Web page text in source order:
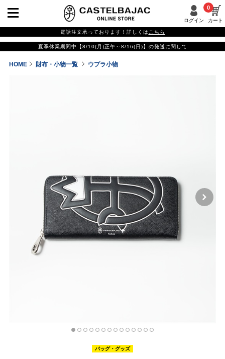
ログイン カート
0
電話注文承っております！詳しくは こちら
夏季休業期間中【8/10(月)正午～8/16(日)】の発送に関して
HOME 財布・小物一覧 ウプラ小物
バッグ・グッズ